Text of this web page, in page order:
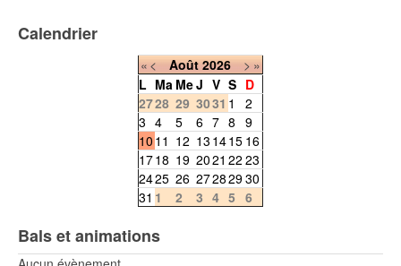
Calendrier
«< Août 2026 >»
L Ma MeJ V S D
2728 29 3031 1
2
3 4 5 6 7 8 9
10 11 12 13 1415 16
1718 19 2021 22 23
2425 26 27282930
31 1 2 3 4 5 6
Bals et animations